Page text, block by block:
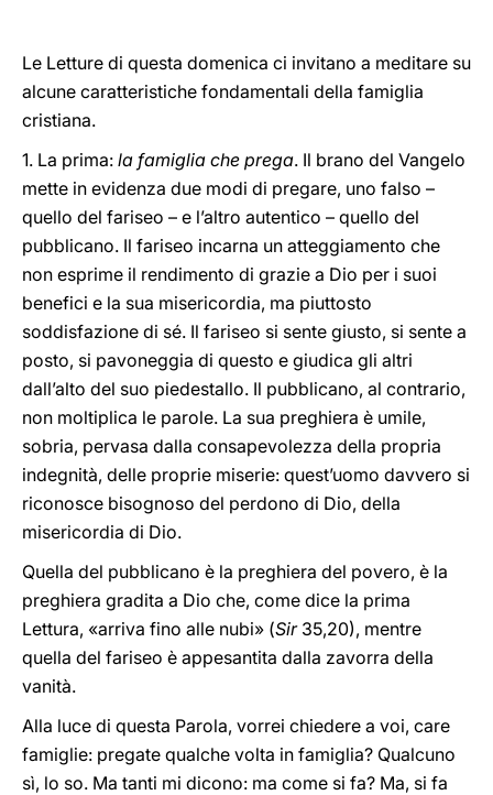
Le Letture di questa domenica ci invitano a meditare su
alcune caratteristiche fondamentali della famiglia
cristiana.
1. La prima: la famiglia che prega. Il brano del Vangelo
mette in evidenza due modi di pregare, uno falso –
quello del fariseo – e l’altro autentico – quello del
pubblicano. Il fariseo incarna un atteggiamento che
non esprime il rendimento di grazie a Dio per i suoi
benefici e la sua misericordia, ma piuttosto
soddisfazione di sé. Il fariseo si sente giusto, si sente a
posto, si pavoneggia di questo e giudica gli altri
dall’alto del suo piedestallo. Il pubblicano, al contrario,
non moltiplica le parole. La sua preghiera è umile,
sobria, pervasa dalla consapevolezza della propria
indegnità, delle proprie miserie: quest’uomo davvero si
riconosce bisognoso del perdono di Dio, della
misericordia di Dio.
Quella del pubblicano è la preghiera del povero, è la
preghiera gradita a Dio che, come dice la prima
Lettura, «arriva fino alle nubi» (Sir35,20), mentre
quella del fariseo è appesantita dalla zavorra della
vanità.
Alla luce di questa Parola, vorrei chiedere a voi, care
famiglie: pregate qualche volta in famiglia? Qualcuno
sì, lo so. Ma tanti mi dicono: ma come si fa? Ma, si fa